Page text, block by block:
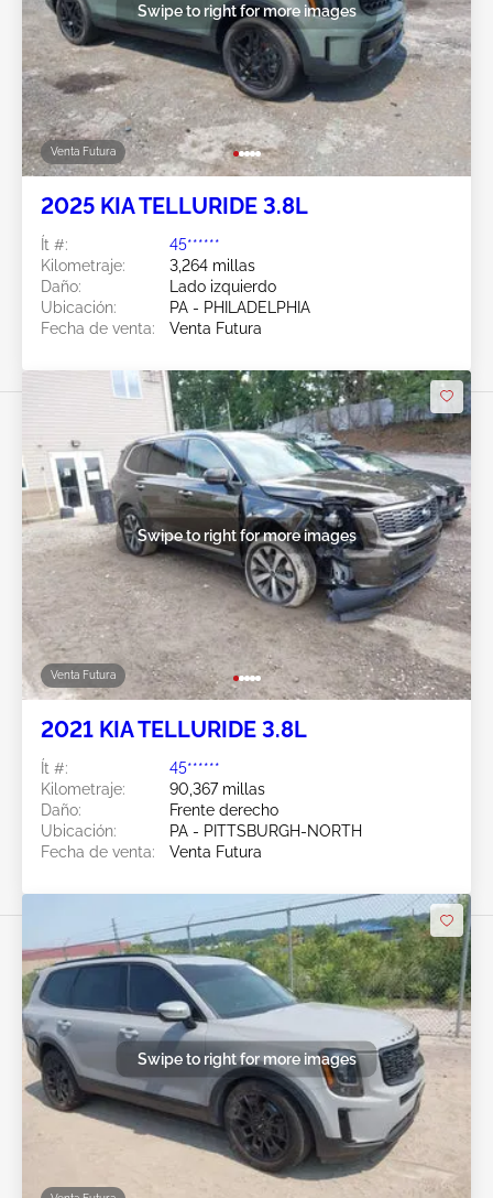
Venta Futura
Swipe to right for more images
2025 KIA TELLURIDE 3.8L
Ít #:
45******
Kilometraje:
3,264 millas
Daño:
Lado izquierdo
Ubicación:
PA - PHILADELPHIA
Fecha de venta:
Venta Futura
Venta Futura
Swipe to right for more images
2021 KIA TELLURIDE 3.8L
Ít #:
45******
Kilometraje:
90,367 millas
Daño:
Frente derecho
Ubicación:
PA - PITTSBURGH-NORTH
Fecha de venta:
Venta Futura
Swipe to right for more images